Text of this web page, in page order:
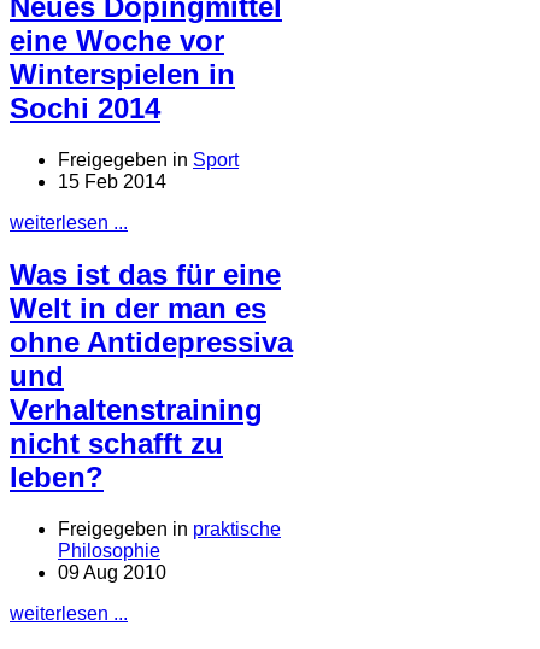
Neues Dopingmittel
eine Woche vor
Winterspielen in
Sochi 2014
Freigegeben in Sport
15 Feb 2014
weiterlesen ...
Was ist das für eine
Welt in der man es
ohne Antidepressiva
und
Verhaltenstraining
nicht schafft zu
leben?
Freigegeben in praktische
Philosophie
09 Aug 2010
weiterlesen ...